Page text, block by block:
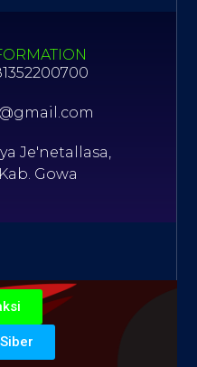
Je'netallasa,
Gowa